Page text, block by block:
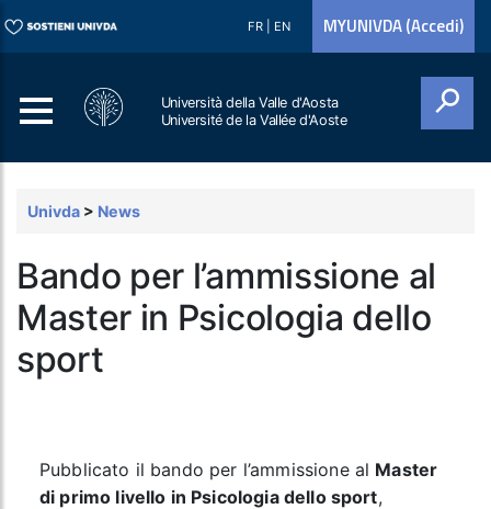
FR EN MYUNIVDA (Accedi)
Università della Valle d'Aosta
Université de la Vallée d'Aoste
Univda > News
Bando per l’ammissione al
Master in Psicologia dello
sport
Pubblicato il bando per l’ammissione al Master
di primo livello in Psicologia dello sport,